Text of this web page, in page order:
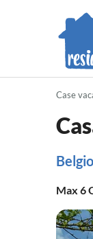
Case
Max 6